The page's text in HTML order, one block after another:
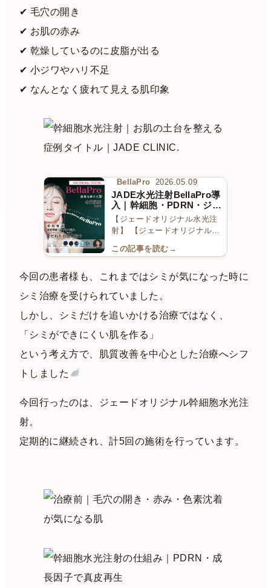
✔︎ 毛穴の開き
✔︎ お肌の赤み
✔︎ 乾燥しているのに皮脂が出る
✔︎ 小ジワやハリ不足
✔︎ なんとなく疲れて見える肌印象
BellaPro 2026.05.09
JADE水光注射BellaPro導
入｜幹細胞・PDRN・ジュ
ベルック・Pink Glow 4種
から選ぶオーダーメイド肌
育｜福岡
【ジェードオリジナル水光注
射】 【ジェードオリジナル水
この記事を読む →
今回の患者様も、これまではシミが気になった時に
シミ治療を受けられていました。
しかし、シミだけを追いかける治療ではなく、
「シミができにくい肌を作る」
という考え方で、肌質改善を中心とした治療へシフ
トしました
今回行ったのは、ジェードオリジナル幹細胞水光注
射。
定期的に継続され、計5回の施術を行っています。